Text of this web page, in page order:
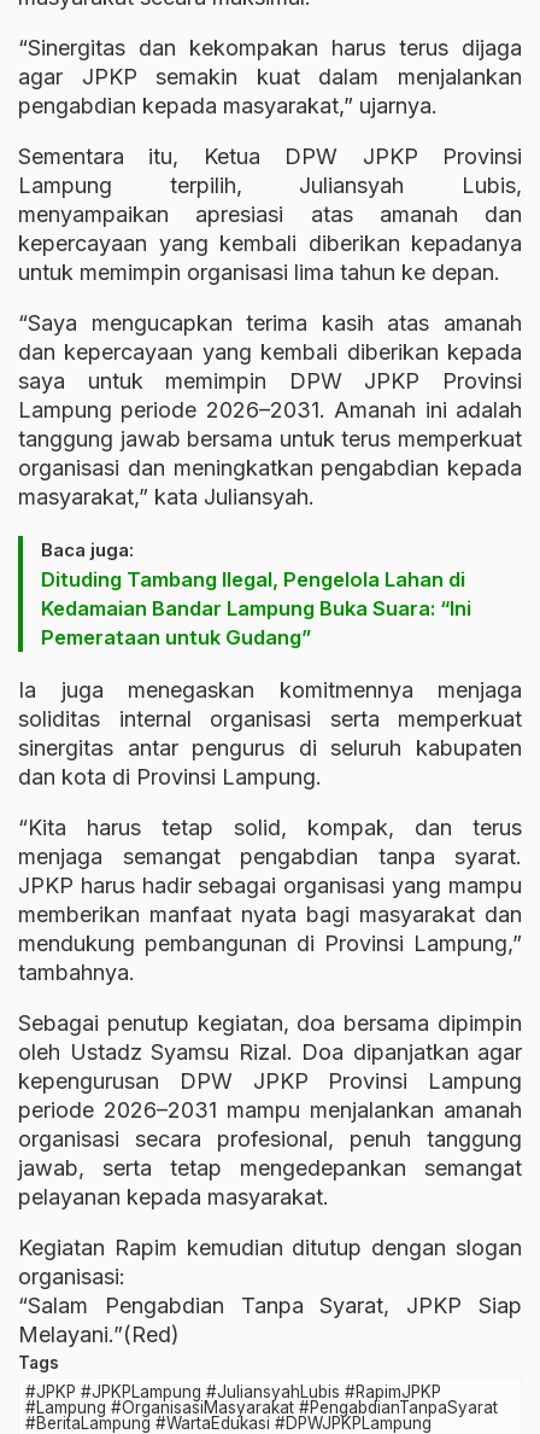
“Sinergitas dan kekompakan harus terus dijaga
agar JPKP semakin kuat dalam menjalankan
pengabdian kepada masyarakat,” ujarnya.
Sementara itu, Ketua DPW JPKP Provinsi
Lampung terpilih, Juliansyah Lubis,
menyampaikan apresiasi atas amanah dan
kepercayaan yang kembali diberikan kepadanya
untuk memimpin organisasi lima tahun ke depan.
“Saya mengucapkan terima kasih atas amanah
dan kepercayaan yang kembali diberikan kepada
saya untuk memimpin DPW JPKP Provinsi
Lampung periode 2026–2031. Amanah ini adalah
tanggung jawab bersama untuk terus memperkuat
organisasi dan meningkatkan pengabdian kepada
masyarakat,” kata Juliansyah.
Baca juga:
Dituding Tambang Ilegal, Pengelola Lahan di
Kedamaian Bandar Lampung Buka Suara: “Ini
Pemerataan untuk Gudang”
Ia juga menegaskan komitmennya menjaga
soliditas internal organisasi serta memperkuat
sinergitas antar pengurus di seluruh kabupaten
dan kota di Provinsi Lampung.
“Kita harus tetap solid, kompak, dan terus
menjaga semangat pengabdian tanpa syarat.
JPKP harus hadir sebagai organisasi yang mampu
memberikan manfaat nyata bagi masyarakat dan
mendukung pembangunan di Provinsi Lampung,”
tambahnya.
Sebagai penutup kegiatan, doa bersama dipimpin
oleh Ustadz Syamsu Rizal. Doa dipanjatkan agar
kepengurusan DPW JPKP Provinsi Lampung
periode 2026–2031 mampu menjalankan amanah
organisasi secara profesional, penuh tanggung
jawab, serta tetap mengedepankan semangat
pelayanan kepada masyarakat.
Kegiatan Rapim kemudian ditutup dengan slogan
organisasi:
“Salam Pengabdian Tanpa Syarat, JPKP Siap
Melayani.”(Red)
Tags
#JPKP #JPKPLampung #JuliansyahLubis #RapimJPKP
#Lampung #OrganisasiMasyarakat #PengabdianTanpaSyarat
#BeritaLampung #WartaEdukasi #DPWJPKPLampung